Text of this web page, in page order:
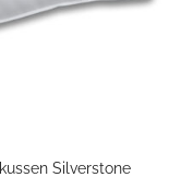
Silverstone